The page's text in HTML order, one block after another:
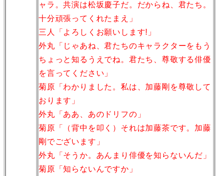
ャラ。共演は松坂慶子だ。だからね、君たち。
十分頑張ってくれたまえ」
三人「よろしくお願いします!」
外丸「じゃあね、君たちのキャラクターをもう
ちょっと知るうえでね。君たち、尊敬する俳優
を言ってください」
菊原「わかりました。私は、加藤剛を尊敬して
おります」
外丸「ああ、あのドリフの」
菊原「（背中を叩く）それは加藤茶です。加藤
剛でございます」
外丸「そうか。あんまり俳優を知らないんだ」
菊原「知らないんですか」